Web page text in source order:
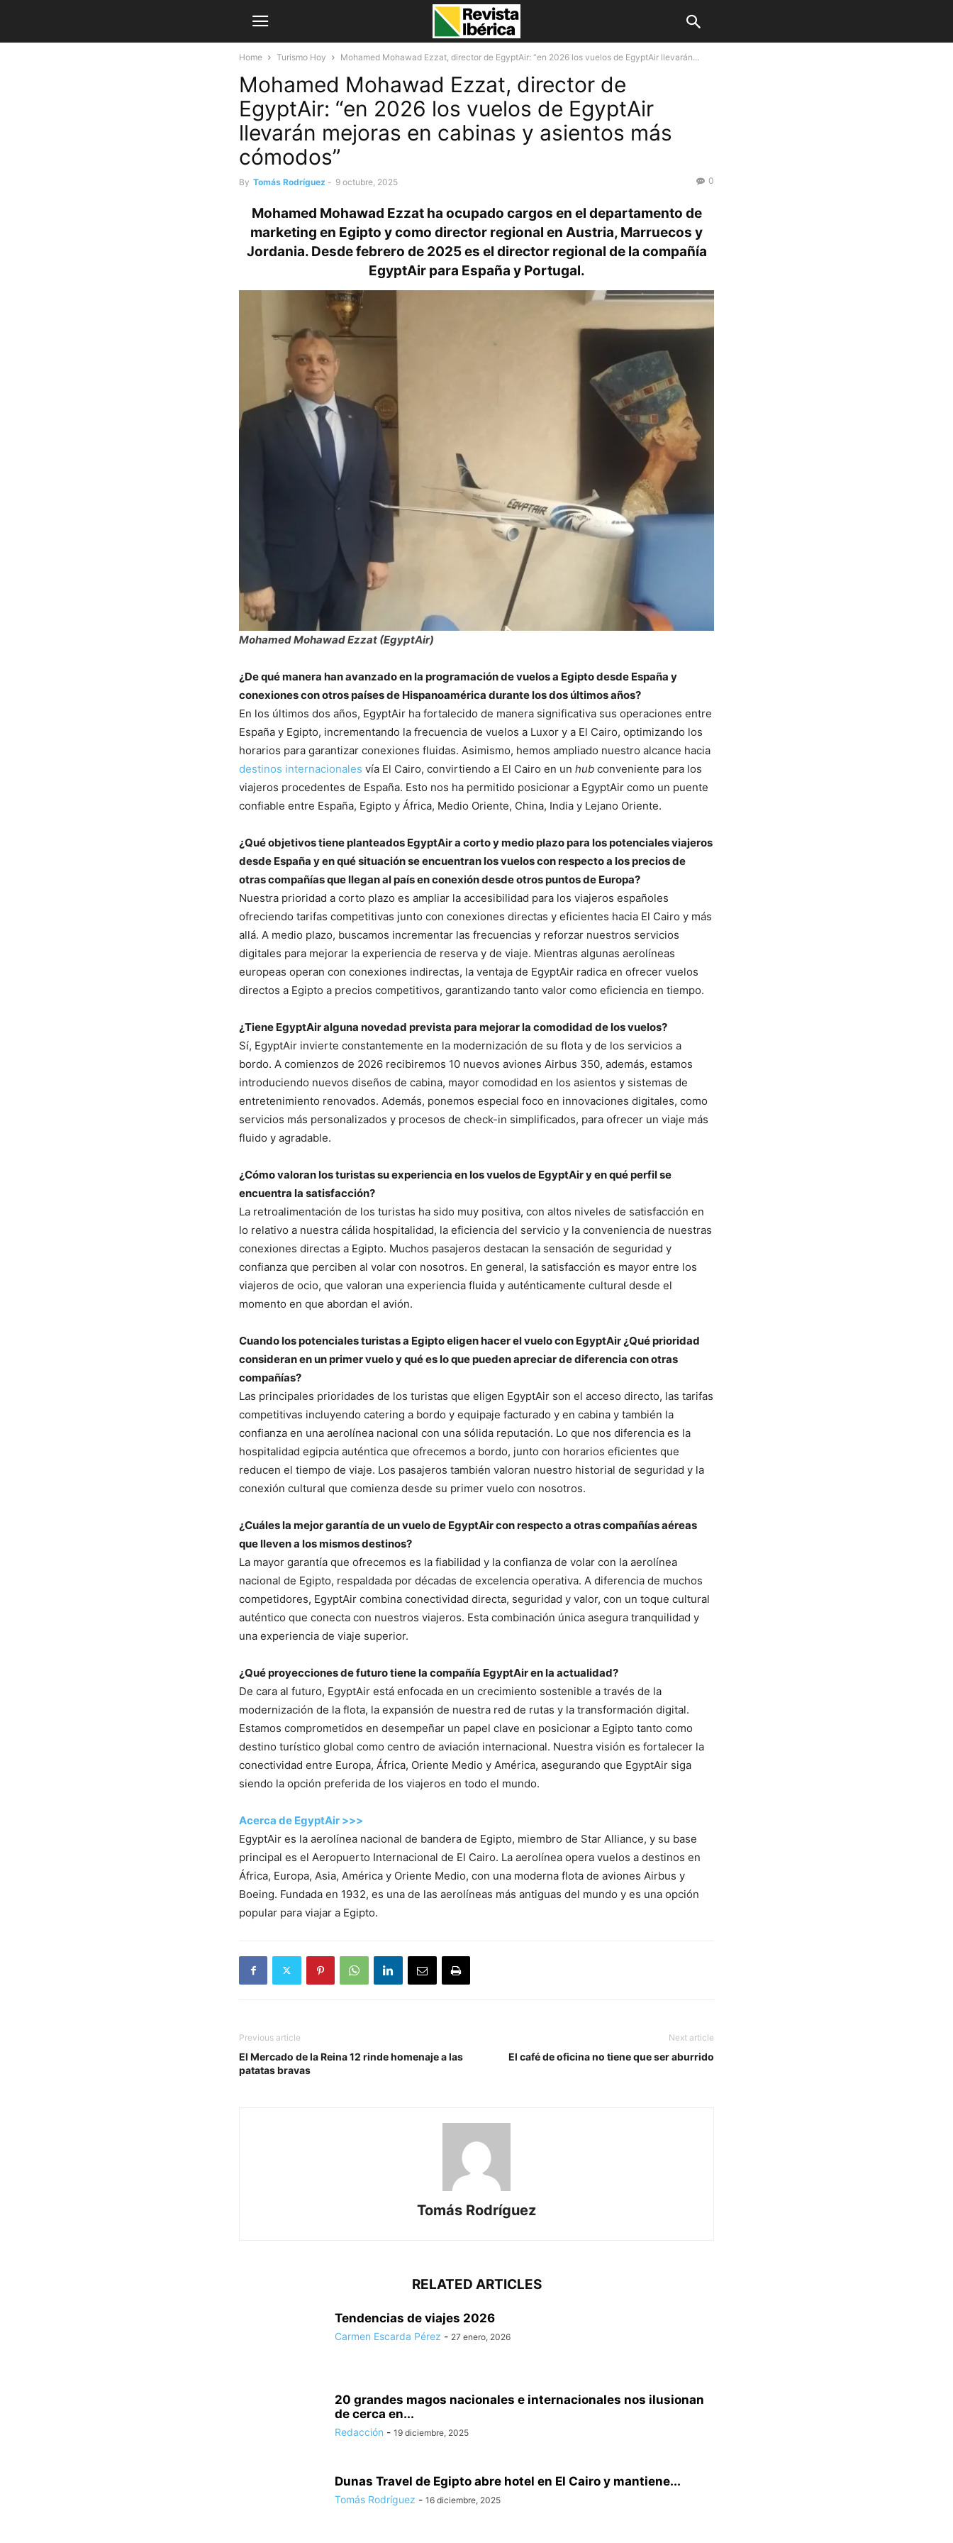
Home Turismo Hoy Mohamed Mohawad Ezzat, director de EgyptAir: “en 2026 los vuelos de EgyptAir llevarán...
Mohamed Mohawad Ezzat, director de
EgyptAir: “en 2026 los vuelos de EgyptAir
llevarán mejoras en cabinas y asientos más
cómodos”
By Tomás Rodríguez - 9 octubre, 2025 0
Mohamed Mohawad Ezzat ha ocupado cargos en el departamento de
marketing en Egipto y como director regional en Austria, Marruecos y
Jordania. Desde febrero de 2025 es el director regional de la compañía
EgyptAir para España y Portugal.
Mohamed Mohawad Ezzat (EgyptAir)
¿De qué manera han avanzado en la programación de vuelos a Egipto desde España y
conexiones con otros países de Hispanoamérica durante los dos últimos años?
En los últimos dos años, EgyptAir ha fortalecido de manera significativa sus operaciones entre
España y Egipto, incrementando la frecuencia de vuelos a Luxor y a El Cairo, optimizando los
horarios para garantizar conexiones fluidas. Asimismo, hemos ampliado nuestro alcance hacia
destinos internacionales vía El Cairo, convirtiendo a El Cairo en un hub conveniente para los
viajeros procedentes de España. Esto nos ha permitido posicionar a EgyptAir como un puente
confiable entre España, Egipto y África, Medio Oriente, China, India y Lejano Oriente.
¿Qué objetivos tiene planteados EgyptAir a corto y medio plazo para los potenciales viajeros
desde España y en qué situación se encuentran los vuelos con respecto a los precios de
otras compañías que llegan al país en conexión desde otros puntos de Europa?
Nuestra prioridad a corto plazo es ampliar la accesibilidad para los viajeros españoles
ofreciendo tarifas competitivas junto con conexiones directas y eficientes hacia El Cairo y más
allá. A medio plazo, buscamos incrementar las frecuencias y reforzar nuestros servicios
digitales para mejorar la experiencia de reserva y de viaje. Mientras algunas aerolíneas
europeas operan con conexiones indirectas, la ventaja de EgyptAir radica en ofrecer vuelos
directos a Egipto a precios competitivos, garantizando tanto valor como eficiencia en tiempo.
¿Tiene EgyptAir alguna novedad prevista para mejorar la comodidad de los vuelos?
Sí, EgyptAir invierte constantemente en la modernización de su flota y de los servicios a
bordo. A comienzos de 2026 recibiremos 10 nuevos aviones Airbus 350, además, estamos
introduciendo nuevos diseños de cabina, mayor comodidad en los asientos y sistemas de
entretenimiento renovados. Además, ponemos especial foco en innovaciones digitales, como
servicios más personalizados y procesos de check-in simplificados, para ofrecer un viaje más
fluido y agradable.
¿Cómo valoran los turistas su experiencia en los vuelos de EgyptAir y en qué perfil se
encuentra la satisfacción?
La retroalimentación de los turistas ha sido muy positiva, con altos niveles de satisfacción en
lo relativo a nuestra cálida hospitalidad, la eficiencia del servicio y la conveniencia de nuestras
conexiones directas a Egipto. Muchos pasajeros destacan la sensación de seguridad y
confianza que perciben al volar con nosotros. En general, la satisfacción es mayor entre los
viajeros de ocio, que valoran una experiencia fluida y auténticamente cultural desde el
momento en que abordan el avión.
Cuando los potenciales turistas a Egipto eligen hacer el vuelo con EgyptAir ¿Qué prioridad
consideran en un primer vuelo y qué es lo que pueden apreciar de diferencia con otras
compañías?
Las principales prioridades de los turistas que eligen EgyptAir son el acceso directo, las tarifas
competitivas incluyendo catering a bordo y equipaje facturado y en cabina y también la
confianza en una aerolínea nacional con una sólida reputación. Lo que nos diferencia es la
hospitalidad egipcia auténtica que ofrecemos a bordo, junto con horarios eficientes que
reducen el tiempo de viaje. Los pasajeros también valoran nuestro historial de seguridad y la
conexión cultural que comienza desde su primer vuelo con nosotros.
¿Cuáles la mejor garantía de un vuelo de EgyptAir con respecto a otras compañías aéreas
que lleven a los mismos destinos?
La mayor garantía que ofrecemos es la fiabilidad y la confianza de volar con la aerolínea
nacional de Egipto, respaldada por décadas de excelencia operativa. A diferencia de muchos
competidores, EgyptAir combina conectividad directa, seguridad y valor, con un toque cultural
auténtico que conecta con nuestros viajeros. Esta combinación única asegura tranquilidad y
una experiencia de viaje superior.
¿Qué proyecciones de futuro tiene la compañía EgyptAir en la actualidad?
De cara al futuro, EgyptAir está enfocada en un crecimiento sostenible a través de la
modernización de la flota, la expansión de nuestra red de rutas y la transformación digital.
Estamos comprometidos en desempeñar un papel clave en posicionar a Egipto tanto como
destino turístico global como centro de aviación internacional. Nuestra visión es fortalecer la
conectividad entre Europa, África, Oriente Medio y América, asegurando que EgyptAir siga
siendo la opción preferida de los viajeros en todo el mundo.
Acerca de EgyptAir >>>
EgyptAir es la aerolínea nacional de bandera de Egipto, miembro de Star Alliance, y su base
principal es el Aeropuerto Internacional de El Cairo. La aerolínea opera vuelos a destinos en
África, Europa, Asia, América y Oriente Medio, con una moderna flota de aviones Airbus y
Boeing. Fundada en 1932, es una de las aerolíneas más antiguas del mundo y es una opción
popular para viajar a Egipto.
Previous article
El Mercado de la Reina 12 rinde homenaje a las
patatas bravas
Next article
El café de oficina no tiene que ser aburrido
Tomás Rodríguez
RELATED ARTICLES
Tendencias de viajes 2026
Carmen Escarda Pérez - 27 enero, 2026
20 grandes magos nacionales e internacionales nos ilusionan
de cerca en...
Redacción - 19 diciembre, 2025
Dunas Travel de Egipto abre hotel en El Cairo y mantiene...
Tomás Rodríguez - 16 diciembre, 2025